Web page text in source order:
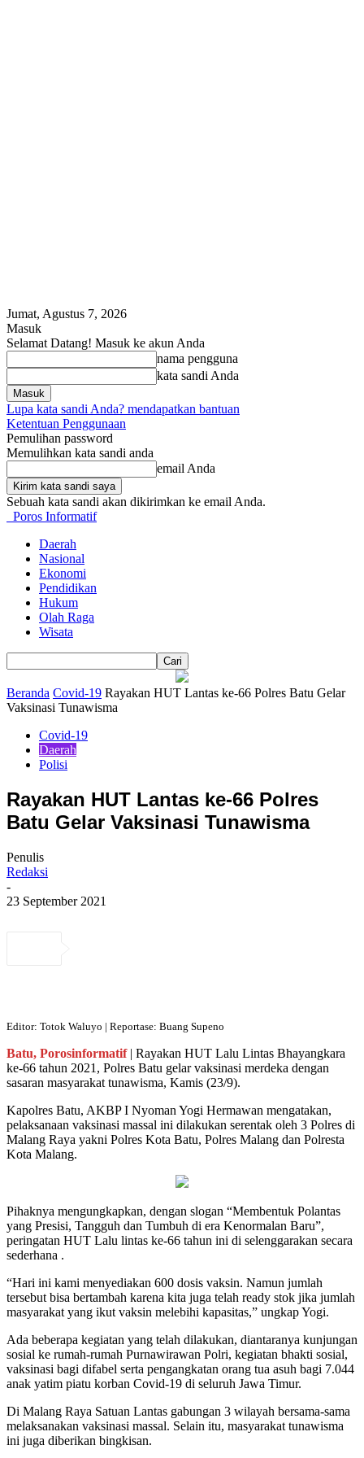
Jumat, Agustus 7, 2026
Masuk
Selamat Datang! Masuk ke akun Anda
nama pengguna
kata sandi Anda
Lupa kata sandi Anda? mendapatkan bantuan
Ketentuan Penggunaan
Pemulihan password
Memulihkan kata sandi anda
email Anda
Sebuah kata sandi akan dikirimkan ke email Anda.
Poros Informatif
Daerah
Nasional
Ekonomi
Pendidikan
Hukum
Olah Raga
Wisata
Beranda Covid-19 Rayakan HUT Lantas ke-66 Polres Batu Gelar
Vaksinasi Tunawisma
Covid-19
Daerah
Polisi
Rayakan HUT Lantas ke-66 Polres
Batu Gelar Vaksinasi Tunawisma
Penulis
Redaksi
-
23 September 2021
Editor: Totok Waluyo | Reportase: Buang Supeno
Batu, Porosinformatif| Rayakan HUT Lalu Lintas Bhayangkara
ke-66 tahun 2021, Polres Batu gelar vaksinasi merdeka dengan
sasaran masyarakat tunawisma, Kamis (23/9).
Kapolres Batu, AKBP I Nyoman Yogi Hermawan mengatakan,
pelaksanaan vaksinasi massal ini dilakukan serentak oleh 3 Polres di
Malang Raya yakni Polres Kota Batu, Polres Malang dan Polresta
Kota Malang.
Pihaknya mengungkapkan, dengan slogan “Membentuk Polantas
yang Presisi, Tangguh dan Tumbuh di era Kenormalan Baru”,
peringatan HUT Lalu lintas ke-66 tahun ini di selenggarakan secara
sederhana .
“Hari ini kami menyediakan 600 dosis vaksin. Namun jumlah
tersebut bisa bertambah karena kita juga telah ready stok jika jumlah
masyarakat yang ikut vaksin melebihi kapasitas,” ungkap Yogi.
Ada beberapa kegiatan yang telah dilakukan, diantaranya kunjungan
sosial ke rumah-rumah Purnawirawan Polri, kegiatan bhakti sosial,
vaksinasi bagi difabel serta pengangkatan orang tua asuh bagi 7.044
anak yatim piatu korban Covid-19 di seluruh Jawa Timur.
Di Malang Raya Satuan Lantas gabungan 3 wilayah bersama-sama
melaksanakan vaksinasi massal. Selain itu, masyarakat tunawisma
ini juga diberikan bingkisan.